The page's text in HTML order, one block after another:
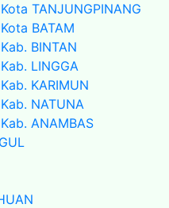
Kota TANJUNGPINANG
Kota BATAM
Kab. BINTAN
Kab. LINGGA
Kab. KARIMUN
Kab. NATUNA
Kab. ANAMBAS